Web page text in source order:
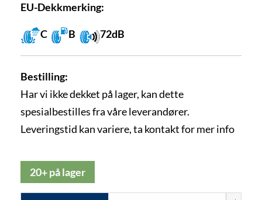
EU-Dekkmerking:
C B 72dB
Bestilling:
Har vi ikke dekket på lager, kan dette
spesialbestilles fra våre leverandører.
Leveringstid kan variere, ta kontakt for mer info
20+ på lager